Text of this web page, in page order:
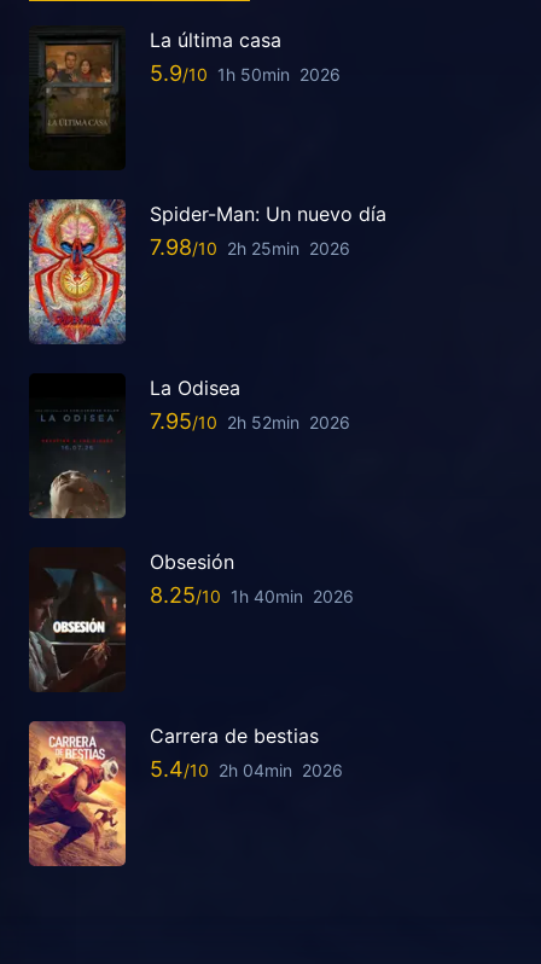
La última casa
5.9 1h 50min 2026
Spider-Man: Un nuevo día
7.98 2h 25min 2026
La Odisea
7.95 2h 52min 2026
Obsesión
8.25 1h 40min 2026
Carrera de bestias
5.4 2h 04min 2026